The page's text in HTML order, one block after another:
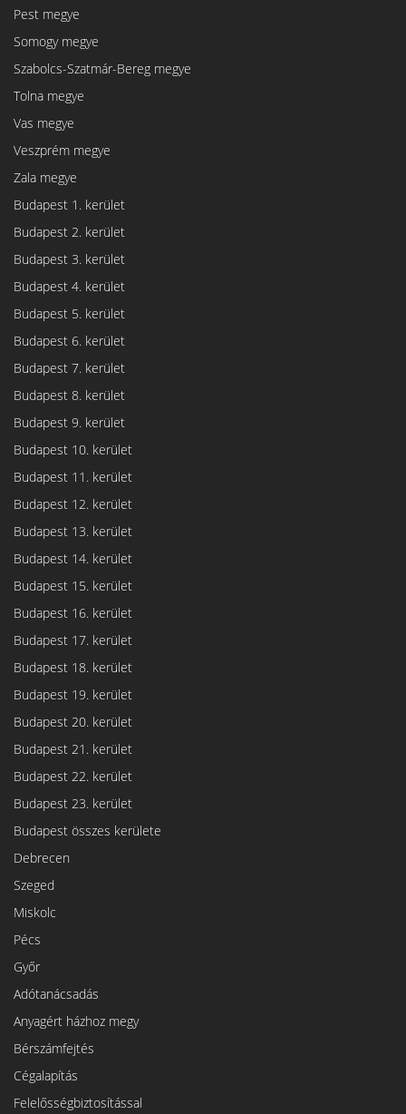
Pest megye
Somogy megye
Szabolcs-Szatmár-Bereg megye
Tolna megye
Vas megye
Veszprém megye
Zala megye
Budapest 1. kerület
Budapest 2. kerület
Budapest 3. kerület
Budapest 4. kerület
Budapest 5. kerület
Budapest 6. kerület
Budapest 7. kerület
Budapest 8. kerület
Budapest 9. kerület
Budapest 10. kerület
Budapest 11. kerület
Budapest 12. kerület
Budapest 13. kerület
Budapest 14. kerület
Budapest 15. kerület
Budapest 16. kerület
Budapest 17. kerület
Budapest 18. kerület
Budapest 19. kerület
Budapest 20. kerület
Budapest 21. kerület
Budapest 22. kerület
Budapest 23. kerület
Budapest összes kerülete
Debrecen
Szeged
Miskolc
Pécs
Győr
Adótanácsadás
Anyagért házhoz megy
Bérszámfejtés
Cégalapítás
Felelősségbiztosítással